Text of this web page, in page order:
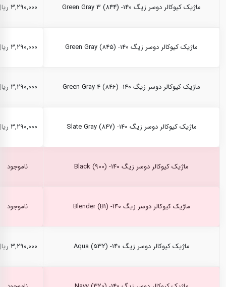
ماژیک کیوکالر دوسر زیگ Green Gray 3 (844) -140 ۳,۲۹۰,۰۰۰ ریال
ماژیک کیوکالر دوسر زیگ Green Gray (845) -140 ۳,۲۹۰,۰۰۰ ریال
ماژیک کیوکالر دوسر زیگ Green Gray 4 (846) -140 ۳,۲۹۰,۰۰۰ ریال
ماژیک کیوکالر دوسر زیگ Slate Gray (847) -140 ۳,۲۹۰,۰۰۰ ریال
ماژیک کیوکالر دوسر زیگ Black (900) -140 ناموجود
ماژیک کیوکالر دوسر زیگ Blender (B1) -140 ناموجود
ماژیک کیوکالر دوسر زیگ Aqua (532) -140 ۳,۲۹۰,۰۰۰ ریال